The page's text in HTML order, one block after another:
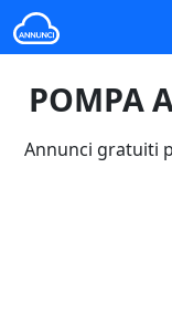
POMPA
Annunci gratuiti